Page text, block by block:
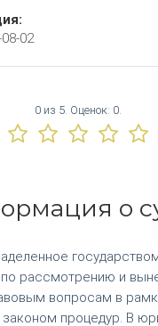
02
0 из 5. Оценок: 0
о
рассмотрению и
вопросам в
законом процедур. В